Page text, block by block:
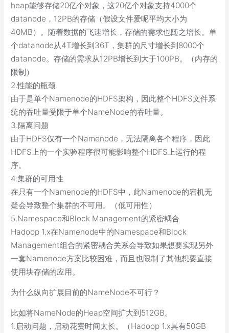
heap能够存储20亿个对象，这20亿个对象支持4000个
datanode，12PB的存储（假设文件爱呢平均大小为
40MB）。随着数据的飞速增长，存储的需求也随之增长。单
个datanode从4T增长到36T，集群的尺寸增长到8000个
datanode。存储的需求从12PB增长到大于100PB。（内存的
限制）
2.性能的瓶颈
由于是单个Namenode的HDFS架构，因此整个HDFS文件系
统的吞吐量受限于单个NameNode的吞吐量。
3.隔离问题
由于HDFS仅有一个Namenode，无法隔离各个程序，因此
HDFS上的一个实验程序很可能影响整个HDFS上运行的程
序。
4.集群的可用性
在只有一个Namenode的HDFS中，此Namenode的宕机无
疑会导致整个集群的不可用。（低可用性）
5.Namespace和Block Management的紧密耦合
Hadoop 1.x在Namenode中的Namespace和Block
Management组合的紧密耦合关系会导致如果想要实现另外
一套Namenode方案比较困难，而且也限制了其他想要直接
使用块存储的应用。
为什么纵向扩展目前的NameNode不可行？
比如将NameNode的Heap空间扩大到512GB。
1.启动问题，启动花费时间太长。（Hadoop 1.x具有50GB